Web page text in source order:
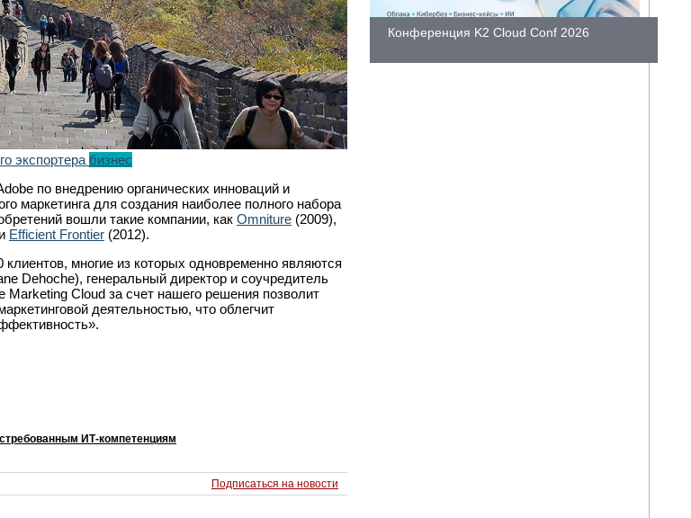
экспортера бизнес
по внедрению органических инноваций и
маркетинга для создания наиболее полного набора
вошли такие компании, как Omniture (2009),
Efficient Frontier (2012).
многие из которых одновременно являются
Dehoche), генеральный директор и соучредитель
Cloud за счет нашего решения позволит
деятельностью, что облегчит
ИТ-компетенциям
Подписаться на новости
Конференция K2 Cloud Conf 2026